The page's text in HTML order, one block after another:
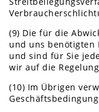
(9) Die für die
und uns benötigten
und sind für Sie
wir auf die
(10) Im Übrigen